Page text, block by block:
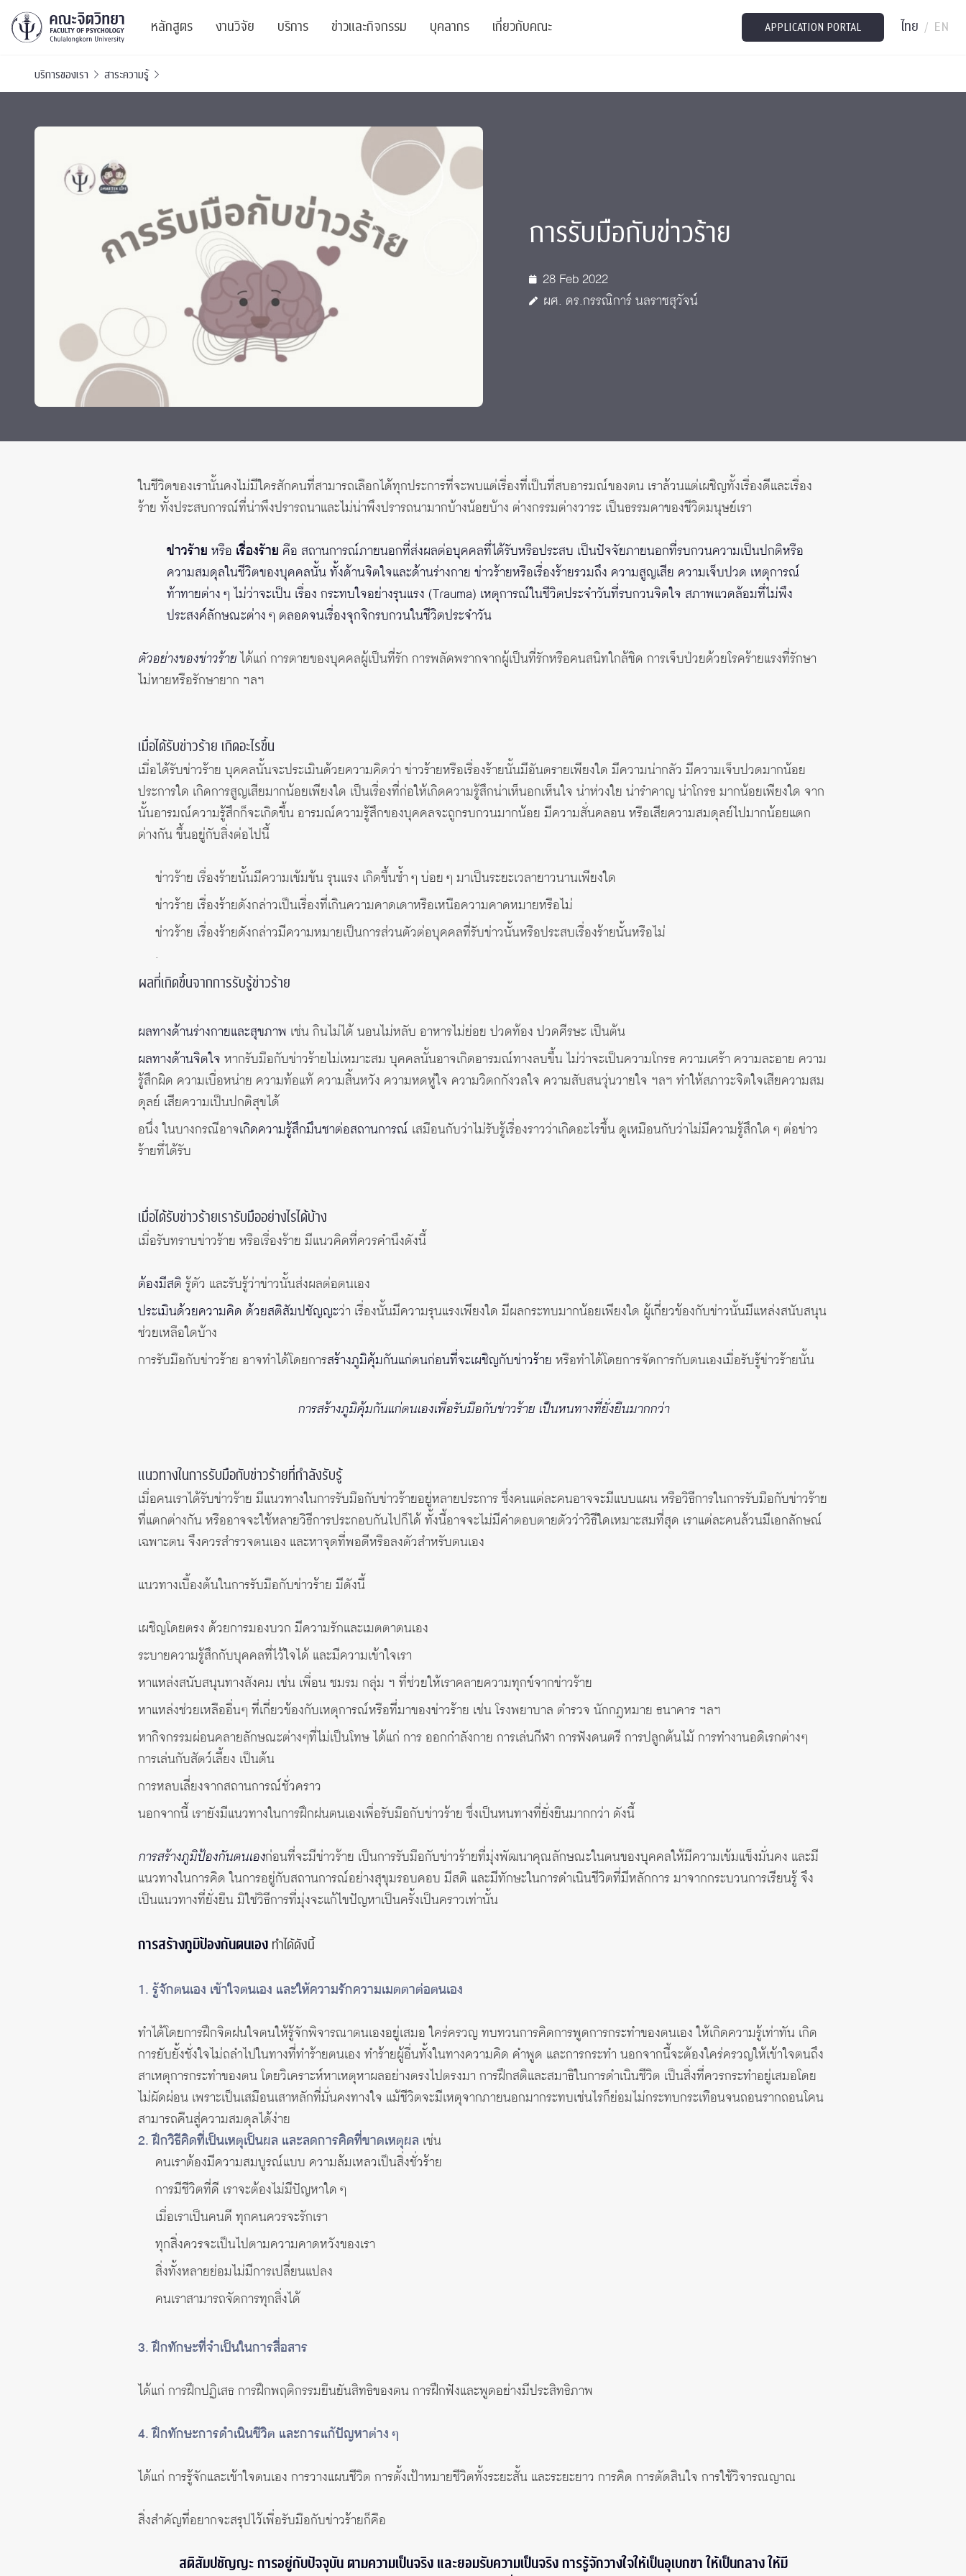
หลักสูตร
บัณฑิตศึกษา
หลักสูตรปริญญาโทและ
นิสิตปัจจุบัน
งานวิจัย
งานประชุมวิชาการ
งานประชุมวิชาการระดับนานาชาติ
TICP 2023
SSBW Activities
ทุนและรางวัล
บริการ
บริการวิชาการ
PSY Stats Clinic
ศูนย์สุขภาวะทางจิต
ศูนย์จิตวิทยาเพื่อประสิทธิภาพองค์กร
Life Di
CU Radio
ข่าวและกิจกรรม
ข่าวประชาสัมพันธ์
เสวนาและบรรยายพิเศษ
ตำแหน่งงาน
บุคลากร
เจ้าหน้าที่
เกี่ยวกับคณะ
รายงานประจำปี
ติดต่อเรา
Intranet
APPLICATION PORTAL ไทย / EN
บริการของเรา สาระความรู้
การรับมือกับข่าวร้าย
28 Feb 2022
ผศ. ดร.กรรณิการ์ นลราชสุวัจน์
ในชีวิตของเรานั้นคงไม่มีใครสักคนที่สามารถเลือกได้ทุกประการที่จะพบแต่เรื่องที่เป็นที่สบอารมณ์ของตน เราล้วนแต่เผชิญทั้งเรื่องดีและเรื่อง
ร้าย ทั้งประสบการณ์ที่น่าพึงปรารถนาและไม่น่าพึงปรารถนามากบ้างน้อยบ้าง ต่างกรรมต่างวาระ เป็นธรรมดาของชีวิตมนุษย์เรา
ข่าวร้าย หรือ เรื่องร้าย คือ สถานการณ์ภายนอกที่ส่งผลต่อบุคคลที่ได้รับหรือประสบ เป็นปัจจัยภายนอกที่รบกวนความเป็นปกติหรือ
ความสมดุลในชีวิตของบุคคลนั้น ทั้งด้านจิตใจและด้านร่างกาย ข่าวร้ายหรือเรื่องร้ายรวมถึง ความสูญเสีย ความเจ็บปวด เหตุการณ์
ท้าทายต่าง ๆ ไม่ว่าจะเป็น เรื่อง กระทบใจอย่างรุนแรง (Trauma) เหตุการณ์ในชีวิตประจำวันที่รบกวนจิตใจ สภาพแวดล้อมที่ไม่พึง
ประสงค์ลักษณะต่าง ๆ ตลอดจนเรื่องจุกจิกรบกวนในชีวิตประจำวัน
ตัวอย่างของข่าวร้ายได้แก่ การตายของบุคคลผู้เป็นที่รัก การพลัดพรากจากผู้เป็นที่รักหรือคนสนิทใกล้ชิด การเจ็บป่วยด้วยโรคร้ายแรงที่รักษา
ไม่หายหรือรักษายาก ฯลฯ
เมื่อได้รับข่าวร้าย เกิดอะไรขึ้น
เมื่อได้รับข่าวร้าย บุคคลนั้นจะประเมินด้วยความคิดว่า ข่าวร้ายหรือเรื่องร้ายนั้นมีอันตรายเพียงใด มีความน่ากลัว มีความเจ็บปวดมากน้อย
ประการใด เกิดการสูญเสียมากน้อยเพียงใด เป็นเรื่องที่ก่อให้เกิดความรู้สึกน่าเห็นอกเห็นใจ น่าห่วงใย น่ารำคาญ น่าโกรธ มากน้อยเพียงใด จาก
นั้นอารมณ์ความรู้สึกก็จะเกิดขึ้น อารมณ์ความรู้สึกของบุคคลจะถูกรบกวนมากน้อย มีความสั่นคลอน หรือเสียความสมดุลย์ไปมากน้อยแตก
ต่างกัน ขึ้นอยู่กับสิ่งต่อไปนี้
ข่าวร้าย เรื่องร้ายนั้นมีความเข้มข้น รุนแรง เกิดขึ้นซ้ำ ๆ บ่อย ๆ มาเป็นระยะเวลายาวนานเพียงใด
ข่าวร้าย เรื่องร้ายดังกล่าวเป็นเรื่องที่เกินความคาดเดาหรือเหนือความคาดหมายหรือไม่
ข่าวร้าย เรื่องร้ายดังกล่าวมีความหมายเป็นการส่วนตัวต่อบุคคลที่รับข่าวนั้นหรือประสบเรื่องร้ายนั้นหรือไม่
.
ผลที่เกิดขึ้นจากการรับรู้ข่าวร้าย
ผลทางด้านร่างกายและสุขภาพ เช่น กินไม่ได้ นอนไม่หลับ อาหารไม่ย่อย ปวดท้อง ปวดศีรษะ เป็นต้น
ผลทางด้านจิตใจ หากรับมือกับข่าวร้ายไม่เหมาะสม บุคคลนั้นอาจเกิดอารมณ์ทางลบขึ้น ไม่ว่าจะเป็นความโกรธ ความเศร้า ความละอาย ความ
รู้สึกผิด ความเบื่อหน่าย ความท้อแท้ ความสิ้นหวัง ความหดหู่ใจ ความวิตกกังวลใจ ความสับสนวุ่นวายใจ ฯลฯ ทำให้สภาวะจิตใจเสียความสม
ดุลย์ เสียความเป็นปกติสุขได้
อนึ่ง ในบางกรณีอาจเกิดความรู้สึกมึนชาต่อสถานการณ์ เสมือนกับว่าไม่รับรู้เรื่องราวว่าเกิดอะไรขึ้น ดูเหมือนกับว่าไม่มีความรู้สึกใด ๆ ต่อข่าว
ร้ายที่ได้รับ
เมื่อได้รับข่าวร้ายเรารับมืออย่างไรได้บ้าง
เมื่อรับทราบข่าวร้าย หรือเรื่องร้าย มีแนวคิดที่ควรคำนึงดังนี้
ต้องมีสติ รู้ตัว และรับรู้ว่าข่าวนั้นส่งผลต่อตนเอง
ประเมินด้วยความคิด ด้วยสติสัมปชัญญะว่า เรื่องนั้นมีความรุนแรงเพียงใด มีผลกระทบมากน้อยเพียงใด ผู้เกี่ยวข้องกับข่าวนั้นมีแหล่งสนับสนุน
ช่วยเหลือใดบ้าง
การรับมือกับข่าวร้าย อาจทำได้โดยการสร้างภูมิคุ้มกันแก่ตนก่อนที่จะเผชิญกับข่าวร้าย หรือทำได้โดยการจัดการกับตนเองเมื่อรับรู้ข่าวร้ายนั้น
การสร้างภูมิคุ้มกันแก่ตนเองเพื่อรับมือกับข่าวร้าย เป็นหนทางที่ยั่งยืนมากกว่า
แนวทางในการรับมือกับข่าวร้ายที่กำลังรับรู้
เมื่อคนเราได้รับข่าวร้าย มีแนวทางในการรับมือกับข่าวร้ายอยู่หลายประการ ซึ่งคนแต่ละคนอาจจะมีแบบแผน หรือวิธีการในการรับมือกับข่าวร้าย
ที่แตกต่างกัน หรืออาจจะใช้หลายวิธีการประกอบกันไปก็ได้ ทั้งนี้อาจจะไม่มีคำตอบตายตัวว่าวิธีใดเหมาะสมที่สุด เราแต่ละคนล้วนมีเอกลักษณ์
เฉพาะตน จึงควรสำรวจตนเอง และหาจุดที่พอดีหรือลงตัวสำหรับตนเอง
แนวทางเบื้องต้นในการรับมือกับข่าวร้าย มีดังนี้
เผชิญโดยตรง ด้วยการมองบวก มีความรักและเมตตาตนเอง
ระบายความรู้สึกกับบุคคลที่ไว้ใจได้ และมีความเข้าใจเรา
หาแหล่งสนับสนุนทางสังคม เช่น เพื่อน ชมรม กลุ่ม ฯ ที่ช่วยให้เราคลายความทุกข์จากข่าวร้าย
หาแหล่งช่วยเหลืออื่นๆ ที่เกี่ยวข้องกับเหตุการณ์หรือที่มาของข่าวร้าย เช่น โรงพยาบาล ตำรวจ นักกฎหมาย ธนาคาร ฯลฯ
หากิจกรรมผ่อนคลายลักษณะต่างๆที่ไม่เป็นโทษ ได้แก่ การ ออกกำลังกาย การเล่นกีฬา การฟังดนตรี การปลูกต้นไม้ การทำงานอดิเรกต่างๆ
การเล่นกับสัตว์เลี้ยง เป็นต้น
การหลบเลี่ยงจากสถานการณ์ชั่วคราว
นอกจากนี้ เรายังมีแนวทางในการฝึกฝนตนเองเพื่อรับมือกับข่าวร้าย ซึ่งเป็นหนทางที่ยั่งยืนมากกว่า ดังนี้
การสร้างภูมิป้องกันตนเองก่อนที่จะมีข่าวร้าย เป็นการรับมือกับข่าวร้ายที่มุ่งพัฒนาคุณลักษณะในตนของบุคคลให้มีความเข้มแข็งมั่นคง และมี
แนวทางในการคิด ในการอยู่กับสถานการณ์อย่างสุขุมรอบคอบ มีสติ และมีทักษะในการดำเนินชีวิตที่มีหลักการ มาจากกระบวนการเรียนรู้ จึง
เป็นแนวทางที่ยั่งยืน มิใช่วิธีการที่มุ่งจะแก้ไขปัญหาเป็นครั้งเป็นคราวเท่านั้น
การสร้างภูมิป้องกันตนเอง ทำได้ดังนี้
1. รู้จักตนเอง เข้าใจตนเอง และให้ความรักความเมตตาต่อตนเอง
ทำได้โดยการฝึกจิตฝนใจตนให้รู้จักพิจารณาตนเองอยู่เสมอ ใคร่ครวญ ทบทวนการคิดการพูดการกระทำของตนเอง ให้เกิดความรู้เท่าทัน เกิด
การยับยั้งชั่งใจไม่ถลำไปในทางที่ทำร้ายตนเอง ทำร้ายผู้อื่นทั้งในทางความคิด คำพูด และการกระทำ นอกจากนี้จะต้องใคร่ครวญให้เข้าใจตนถึง
สาเหตุการกระทำของตน โดยวิเคราะห์หาเหตุหาผลอย่างตรงไปตรงมา การฝึกสติและสมาธิในการดำเนินชีวิต เป็นสิ่งที่ควรกระทำอยู่เสมอโดย
ไม่ผัดผ่อน เพราะเป็นเสมือนเสาหลักที่มั่นคงทางใจ แม้ชีวิตจะมีเหตุจากภายนอกมากระทบเช่นไรก็ย่อมไม่กระทบกระเทือนจนถอนรากถอนโคน
สามารถคืนสู่ความสมดุลได้ง่าย
2. ฝึกวิธีคิดที่เป็นเหตุเป็นผล และลดการคิดที่ขาดเหตุผล เช่น
คนเราต้องมีความสมบูรณ์แบบ ความล้มเหลวเป็นสิ่งชั่วร้าย
การมีชีวิตที่ดี เราจะต้องไม่มีปัญหาใด ๆ
เมื่อเราเป็นคนดี ทุกคนควรจะรักเรา
ทุกสิ่งควรจะเป็นไปตามความคาดหวังของเรา
สิ่งทั้งหลายย่อมไม่มีการเปลี่ยนแปลง
คนเราสามารถจัดการทุกสิ่งได้
3. ฝึกทักษะที่จำเป็นในการสื่อสาร
ได้แก่ การฝึกปฏิเสธ การฝึกพฤติกรรมยืนยันสิทธิของตน การฝึกฟังและพูดอย่างมีประสิทธิภาพ
4. ฝึกทักษะการดำเนินชีวิต และการแก้ปัญหาต่าง ๆ
ได้แก่ การรู้จักและเข้าใจตนเอง การวางแผนชีวิต การตั้งเป้าหมายชีวิตทั้งระยะสั้น และระยะยาว การคิด การตัดสินใจ การใช้วิจารณญาณ
สิ่งสำคัญที่อยากจะสรุปไว้เพื่อรับมือกับข่าวร้ายก็คือ
สติสัมปชัญญะ การอยู่กับปัจจุบัน ตามความเป็นจริง และยอมรับความเป็นจริง การรู้จักวางใจให้เป็นอุเบกขา ให้เป็นกลาง ให้มี